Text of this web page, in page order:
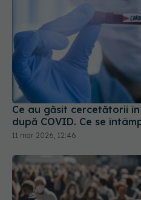
Ce au găsit cercetătorii
după COVID. Ce se
11 mar 2026, 12:46